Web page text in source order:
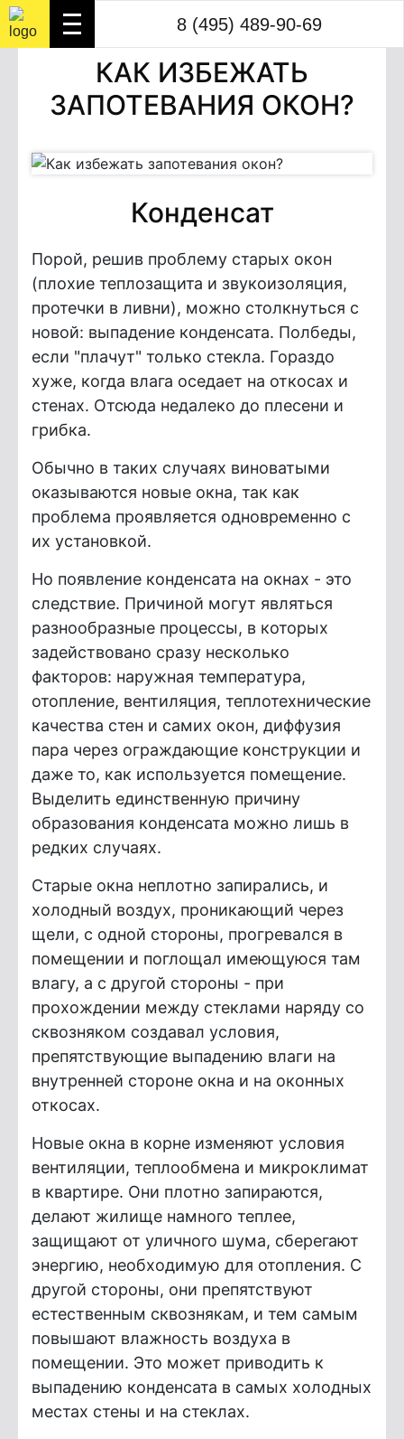
8 (495) 489-90-69
КАК ИЗБЕЖАТЬ
ЗАПОТЕВАНИЯ ОКОН?
Конденсат
Порой, решив проблему старых окон
(плохие теплозащита и звукоизоляция,
протечки в ливни), можно столкнуться с
новой: выпадение конденсата. Полбеды,
если "плачут" только стекла. Гораздо
хуже, когда влага оседает на откосах и
стенах. Отсюда недалеко до плесени и
грибка.
Обычно в таких случаях виноватыми
оказываются новые окна, так как
проблема проявляется одновременно с
их установкой.
Но появление конденсата на окнах - это
следствие. Причиной могут являться
разнообразные процессы, в которых
задействовано сразу несколько
факторов: наружная температура,
отопление, вентиляция, теплотехнические
качества стен и самих окон, диффузия
пара через ограждающие конструкции и
даже то, как используется помещение.
Выделить единственную причину
образования конденсата можно лишь в
редких случаях.
Старые окна неплотно запирались, и
холодный воздух, проникающий через
щели, с одной стороны, прогревался в
помещении и поглощал имеющуюся там
влагу, а с другой стороны - при
прохождении между стеклами наряду со
сквозняком создавал условия,
препятствующие выпадению влаги на
внутренней стороне окна и на оконных
откосах.
Новые окна в корне изменяют условия
вентиляции, теплообмена и микроклимат
в квартире. Они плотно запираются,
делают жилище намного теплее,
защищают от уличного шума, сберегают
энергию, необходимую для отопления. С
другой стороны, они препятствуют
естественным сквознякам, и тем самым
повышают влажность воздуха в
помещении. Это может приводить к
выпадению конденсата в самых холодных
местах стены и на стеклах.